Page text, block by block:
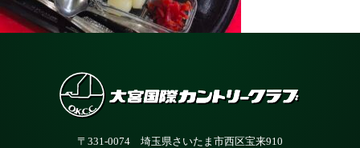
〒331-0074 埼玉県さいたま市西区宝来910